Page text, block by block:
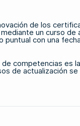
de los
un curso de
con una
competencias es
de actualización